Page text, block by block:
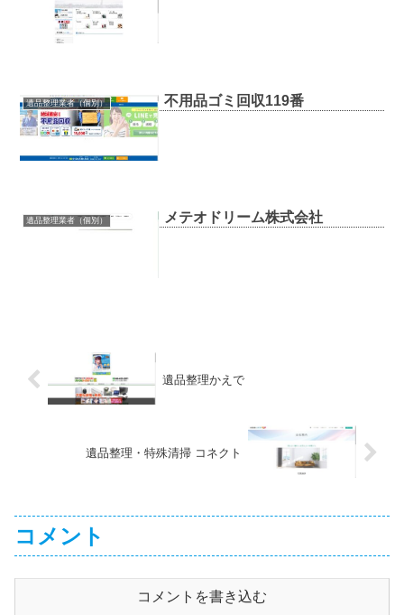
遺品整理業者（個別） 不用品ゴミ回収119番
遺品整理業者（個別） メテオドリーム株式会社
遺品整理かえで
遺品整理・特殊清掃 コネクト
コメント
コメントを書き込む